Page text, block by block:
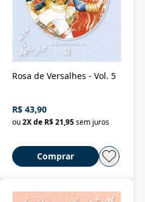
Rosa de Versalhes - Vol. 5
R$ 43,90
ou2X de R$ 21,95sem juros
Comprar